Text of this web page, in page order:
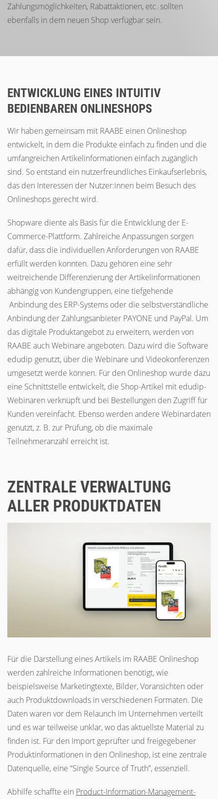
Zahlungsmöglichkeiten, Rabattaktionen, etc. sollten
ebenfalls in dem neuen Shop verfügbar sein.
ENTWICKLUNG EINES INTUITIV
BEDIENBAREN ONLINESHOPS
Wir haben gemeinsam mit RAABE einen Onlineshop
entwickelt, in dem die Produkte einfach zu finden und die
umfangreichen Artikelinformationen einfach zugänglich
sind. So entstand ein nutzerfreundliches Einkaufserlebnis,
das den Interessen der Nutzer:innen beim Besuch des
Onlineshops gerecht wird.
Shopware diente als Basis für die Entwicklung der E-
Commerce-Plattform. Zahlreiche Anpassungen sorgen
dafür, dass die individuellen Anforderungen von RAABE
erfüllt werden konnten. Dazu gehören eine sehr
weitreichende Differenzierung der Artikelinformationen
abhängig von Kundengruppen, eine tiefgehende
Anbindung des ERP-Systems oder die selbstverständliche
Anbindung der Zahlungsanbieter PAYONE und PayPal. Um
das digitale Produktangebot zu erweitern, werden von
RAABE auch Webinare angeboten. Dazu wird die Software
edudip genutzt, über die Webinare und Videokonferenzen
umgesetzt werde können. Für den Onlineshop wurde dazu
eine Schnittstelle entwickelt, die Shop-Artikel mit edudip-
Webinaren verknüpft und bei Bestellungen den Zugriff für
Kunden vereinfacht. Ebenso werden andere Webinardaten
genutzt, z. B. zur Prüfung, ob die maximale
Teilnehmeranzahl erreicht ist.
ZENTRALE VERWALTUNG
ALLER PRODUKTDATEN
Für die Darstellung eines Artikels im RAABE Onlineshop
werden zahlreiche Informationen benötigt, wie
beispielsweise Marketingtexte, Bilder, Voransichten oder
auch Produktdownloads in verschiedenen Formaten. Die
Daten waren vor dem Relaunch im Unternehmen verteilt
und es war teilweise unklar, wo das aktuellste Material zu
finden ist. Für den Import geprüfter und freigegebener
Produktinformationen in den Onlineshop, ist eine zentrale
Datenquelle, eine “Single Source of Truth”, essenziell.
Abhilfe schaffte ein Product-Information-Management-